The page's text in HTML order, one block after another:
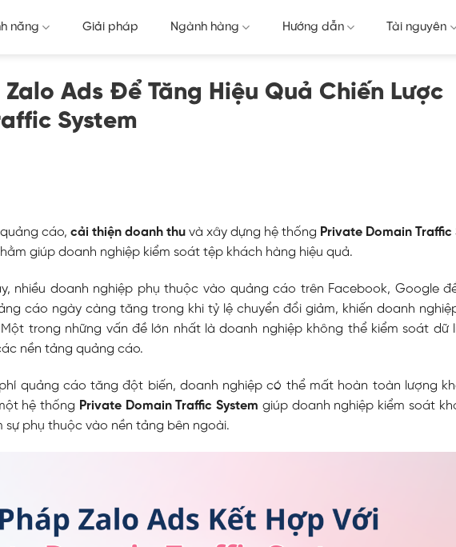
năng Giải pháp Ngành hàng Hướng dẫn Tài nguyên
Zalo Ads Để Tăng Hiệu Quả Chiến Lược
System
cáo, cải thiện doanh thu và xây dựng hệ thống Private Domain Traffic
giúp doanh nghiệp kiểm soát tệp khách hàng hiệu quả.
nhiều doanh nghiệp phụ thuộc vào quảng cáo trên Facebook, Google
cáo ngày càng tăng trong khi tỷ lệ chuyển đổi giảm, khiến doanh
Một trong những vấn đề lớn nhất là doanh nghiệp không thể kiểm soát dữ
nền tảng quảng cáo.
quảng cáo tăng đột biến, doanh nghiệp có thể mất hoàn toàn lượng
hệ thống Private Domain Traffic System giúp doanh nghiệp kiểm soát
phụ thuộc vào nền tảng bên ngoài.